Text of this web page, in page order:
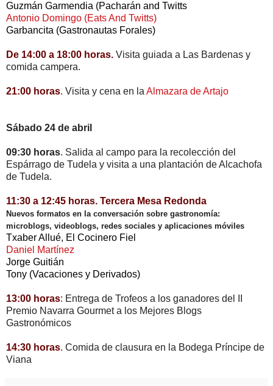
Guzmán Garmendia (Pacharán and Twitts
Antonio Domingo (Eats And Twitts)
Garbancita (Gastronautas Forales)
De 14:00 a 18:00 horas. Visita guiada a Las Bardenas y
comida campera.
21:00 horas. Visita y cena en laAlmazara de Artajo
Sábado 24 de abril
09:30 horas. Salida al campo para la recolección del
Espárrago de Tudela y visita a una plantación de Alcachofa
de Tudela.
11:30 a 12:45 horas. Tercera Mesa Redonda
Nuevos formatos en la conversación sobre gastronomía:
microblogs, videoblogs, redes sociales y aplicaciones móviles
Txaber Allué, El Cocinero Fiel
Daniel Martínez
Jorge Guitián
Tony (Vacaciones y Derivados)
13:00 horas: Entrega de Trofeos a los ganadores del II
Premio Navarra Gourmet a los Mejores Blogs
Gastronómicos
14:30 horas. Comida de clausura en la Bodega Príncipe de
Viana